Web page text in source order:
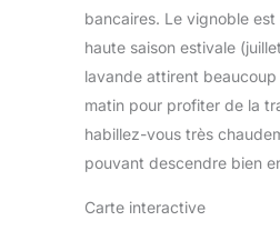
bancaires. Le vignoble est
haute saison estivale
lavande attirent
matin pour profiter de la
habillez-vous très
pouvant descendre bien
Carte interactive